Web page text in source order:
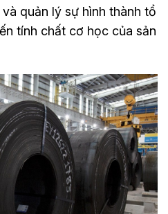
quản lý sự hình thành tổ
tính chất cơ học của sản